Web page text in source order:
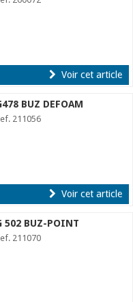
Voir cet article
BUZ DEFOAM
211056
Voir cet article
502 BUZ-POINT
211070